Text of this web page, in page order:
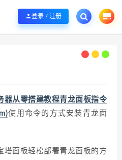
履行“站长”责任，销售只是起点 服务永无
登录 / 注册
器从零搭建教程青龙面板指令
使用命令的方式安装青龙面
塔面板轻松部署青龙面板的方